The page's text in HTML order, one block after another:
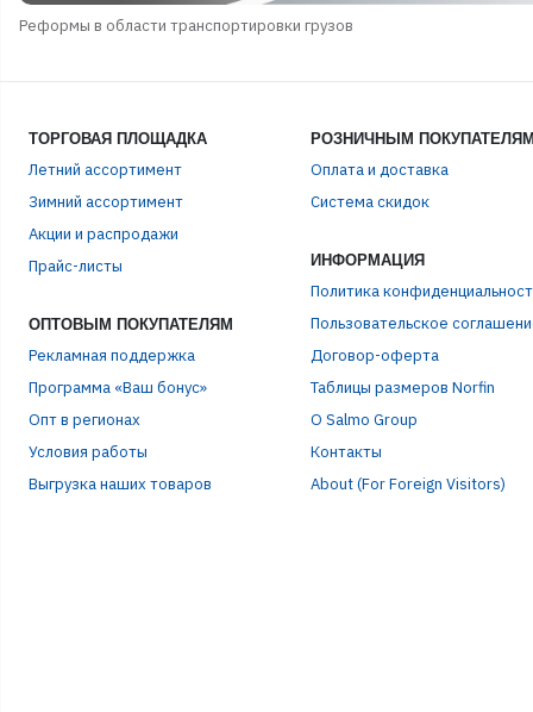
Реформы в области транспортировки грузов
ТОРГОВАЯ ПЛОЩАДКА
Летний ассортимент
Зимний ассортимент
Акции и распродажи
Прайс-листы
ОПТОВЫМ ПОКУПАТЕЛЯМ
Рекламная поддержка
Программа «Ваш бонус»
Опт в регионах
Условия работы
Выгрузка наших товаров
РОЗНИЧНЫМ
Оплата и доставка
Система скидок
ИНФОРМАЦИЯ
Политика
Пользовательское
Договор-оферта
Таблицы размеров Norfin
О Salmo Group
Контакты
About (For Foreign Visitors)